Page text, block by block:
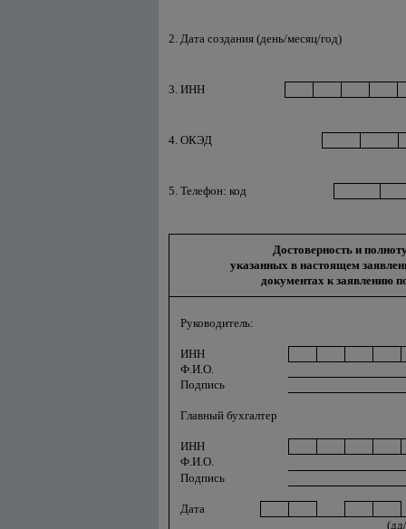
2. Дата создания (день/месяц/год)
3. ИНН
4. ОКЭД
5. Телефон: код
Достоверность и
указанных в настоящем
документах к заявлению
Руководитель:
ИНН
Ф.И.О.
Подпись
Главный бухгалтер
ИНН
Ф.И.О.
Подпись
Дата